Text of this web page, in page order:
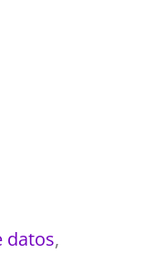
datos,